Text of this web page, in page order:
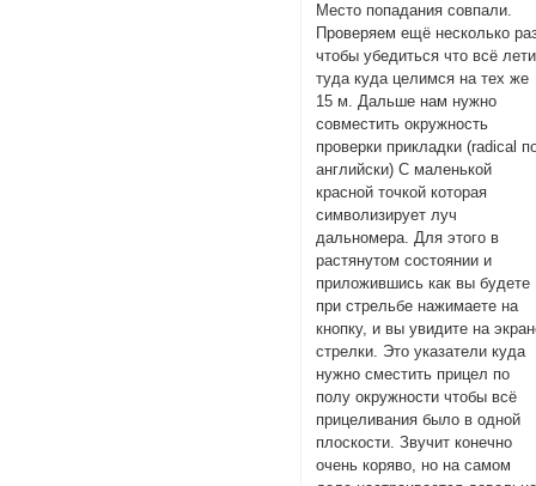
Место попадания совпали.
Проверяем ещё несколько
чтобы убедиться что всё
туда куда целимся на тех же
15 м. Дальше нам нужно
совместить окружность
проверки прикладки (radical
английски) С маленькой
красной точкой которая
символизирует луч
дальномера. Для этого в
растянутом состоянии и
приложившись как вы будете
при стрельбе нажимаете на
кнопку, и вы увидите на
стрелки. Это указатели куда
нужно сместить прицел по
полу окружности чтобы всё
прицеливания было в одной
плоскости. Звучит конечно
очень коряво, но на самом